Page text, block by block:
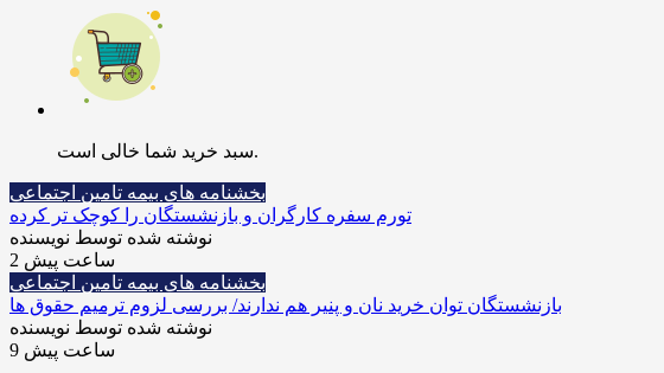
سبد خرید شما خالی است.
بخشنامه های بیمه تامین اجتماعی
تورم سفره کارگران و بازنشستگان را کوچک تر کرده
نوشته شده توسط نویسنده
2 ساعت پیش
بخشنامه های بیمه تامین اجتماعی
بازنشستگان توان خرید نان و پنیر هم ندارند/ بررسی لزوم ترمیم حقوق ها
نوشته شده توسط نویسنده
9 ساعت پیش